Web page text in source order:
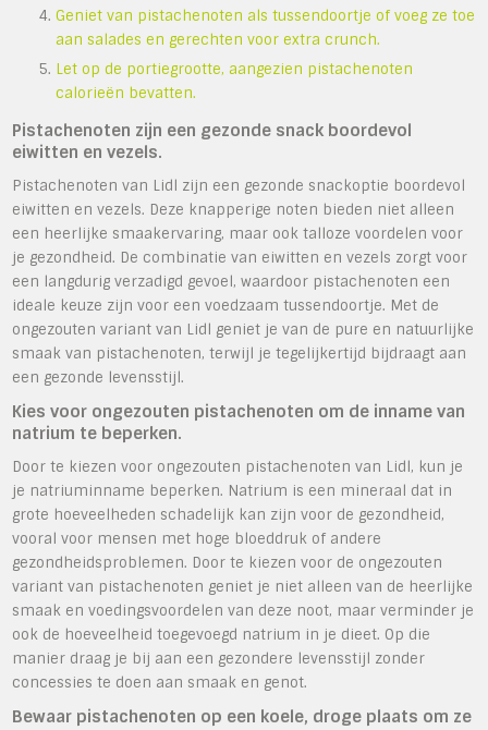
Geniet van pistachenoten als tussendoortje of voeg ze toe
aan salades en gerechten voor extra crunch.
Let op de portiegrootte, aangezien pistachenoten
calorieën bevatten.
Pistachenoten zijn een gezonde snack boordevol
eiwitten en vezels.
Pistachenoten van Lidl zijn een gezonde snackoptie boordevol
eiwitten en vezels. Deze knapperige noten bieden niet alleen
een heerlijke smaakervaring, maar ook talloze voordelen voor
je gezondheid. De combinatie van eiwitten en vezels zorgt voor
een langdurig verzadigd gevoel, waardoor pistachenoten een
ideale keuze zijn voor een voedzaam tussendoortje. Met de
ongezouten variant van Lidl geniet je van de pure en natuurlijke
smaak van pistachenoten, terwijl je tegelijkertijd bijdraagt aan
een gezonde levensstijl.
Kies voor ongezouten pistachenoten om de inname van
natrium te beperken.
Door te kiezen voor ongezouten pistachenoten van Lidl, kun je
je natriuminname beperken. Natrium is een mineraal dat in
grote hoeveelheden schadelijk kan zijn voor de gezondheid,
vooral voor mensen met hoge bloeddruk of andere
gezondheidsproblemen. Door te kiezen voor de ongezouten
variant van pistachenoten geniet je niet alleen van de heerlijke
smaak en voedingsvoordelen van deze noot, maar verminder je
ook de hoeveelheid toegevoegd natrium in je dieet. Op die
manier draag je bij aan een gezondere levensstijl zonder
concessies te doen aan smaak en genot.
Bewaar pistachenoten op een koele, droge plaats om ze